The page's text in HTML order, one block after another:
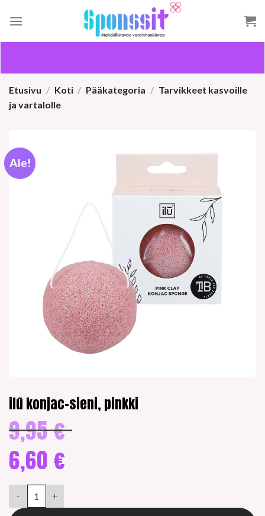
Etusivu / Koti / Pääkategoria / Tarvikkeet kasvoille
ja vartalolle
Ale!
ilū konjac-sieni, pinkki
9,95€ hinta
6,60 €
hinta
on:
6,60 €.